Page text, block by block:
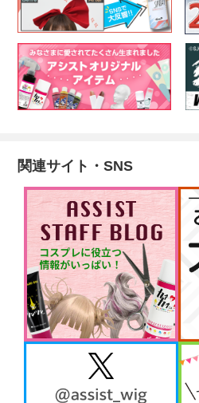
関連サイト・SNS